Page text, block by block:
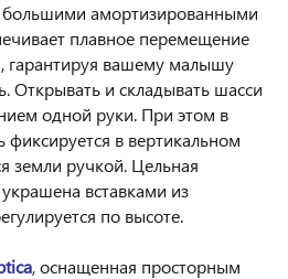
амортизированными
плавное перемещение
гарантируя вашему малышу
Открывать и складывать шасси
одной руки. При этом в
в вертикальном
земли ручкой. Цельная
вставками из
по высоте.
, оснащенная просторным